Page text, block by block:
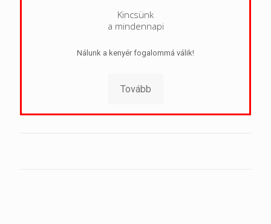
Kincsünk
a mindennapi
Nálunk a kenyér fogalommá válik!
Tovább